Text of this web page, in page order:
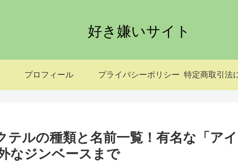
好き嫌いサイト
プロフィール プライバシーポリシー
テルの種類と名前一覧！有名な「アイ
なジンベースまで